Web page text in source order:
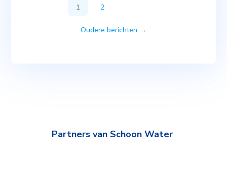
1 2
Oudere berichten →
Partners van Schoon Water